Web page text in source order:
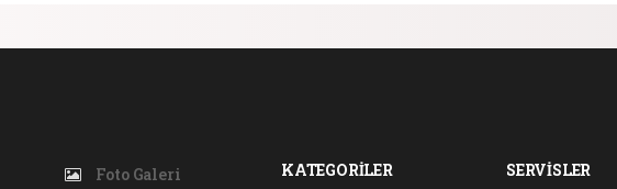
Foto Galeri
KATEGORİLER SERVİSLER